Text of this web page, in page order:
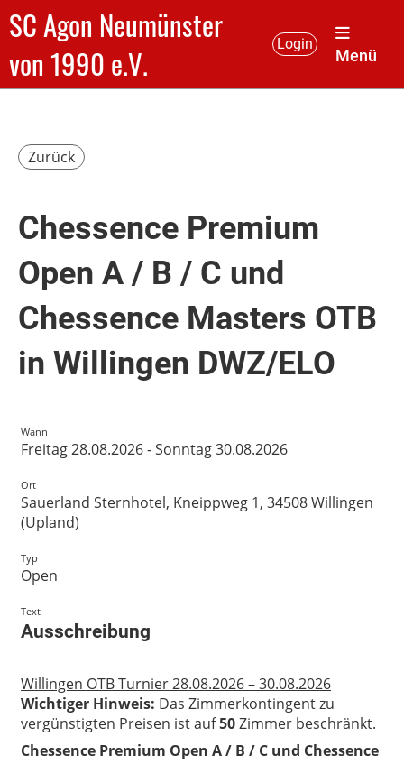
SC Agon Neumünster
von 1990 e.V.
Login
Menü
Zurück
Chessence Premium
Open A / B / C und
Chessence Masters OTB
in Willingen DWZ/ELO
Wann
Freitag 28.08.2026 - Sonntag 30.08.2026
Ort
Sauerland Sternhotel, Kneippweg 1, 34508 Willingen
(Upland)
Typ
Open
Text
Ausschreibung
Willingen OTB Turnier 28.08.2026 – 30.08.2026
Wichtiger Hinweis: Das Zimmerkontingent zu
vergünstigten Preisen ist auf50Zimmer beschränkt.
Chessence Premium Open A / B / C und Chessence